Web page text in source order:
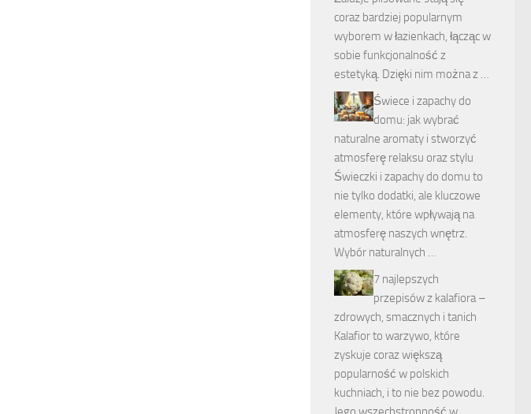
coraz bardziej popularnym
wyborem w łazienkach, łącząc w
sobie funkcjonalność z
estetyką. Dzięki nim można z …
Świece i zapachy do
domu: jak wybrać
naturalne aromaty i stworzyć
atmosferę relaksu oraz stylu
Świeczki i zapachy do domu to
nie tylko dodatki, ale kluczowe
elementy, które wpływają na
atmosferę naszych wnętrz.
Wybór naturalnych …
7 najlepszych
przepisów z kalafiora –
zdrowych, smacznych i tanich
Kalafior to warzywo, które
zyskuje coraz większą
popularność w polskich
kuchniach, i to nie bez powodu.